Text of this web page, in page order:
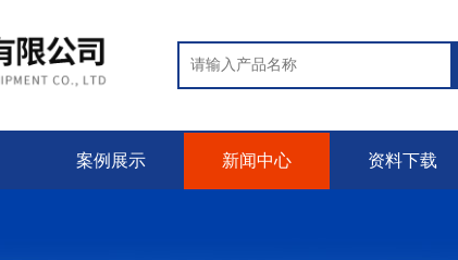
案例展示 新闻中心 资料下载